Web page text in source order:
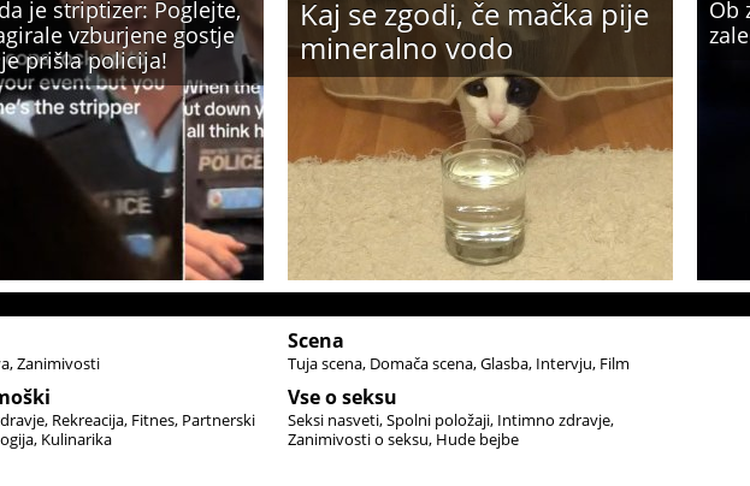
je striptizer: Poglejte,
vzburjene gostje
prišla policija!
Kaj se zgodi, če mačka pije
mineralno vodo
Ob
Zanimivosti
Rekreacija Fitnes Partnerski
Kulinarika
Scena
Tuja scena Domača scena Glasba Intervju Film
Vse o seksu
Seksi nasveti Spolni položaji Intimno zdravje
Zanimivosti o seksu Hude bejbe